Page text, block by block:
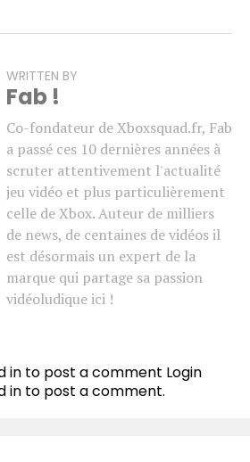
WRITTEN BY
Fab !
Co-fondateur de Xboxsquad.fr, Fab
a passé ces 10 dernières années à
scruter attentivement l'actualité
jeu vidéo et plus particulièrement
celle de Xbox. Auteur de milliers
de news, de centaines de vidéos il
est désormais un expert de la
marque qui partage sa passion
vidéoludique ici !
in to post a comment Login
in to post a comment.